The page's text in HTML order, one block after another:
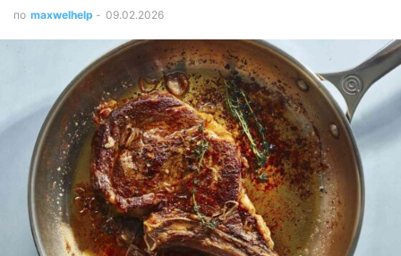
по maxwelhelp - 09.02.2026